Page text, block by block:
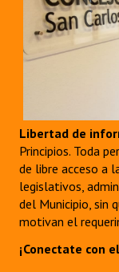
Libertad de
Principios. Toda
de libre acceso a
legislativos,
del Municipio, sin
motivan el
¡Conectate con